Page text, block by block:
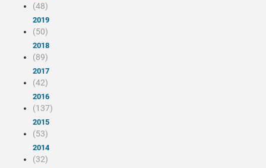
(48)
2019
(50)
2018
(89)
2017
(42)
2016
(137)
2015
(53)
2014
(32)